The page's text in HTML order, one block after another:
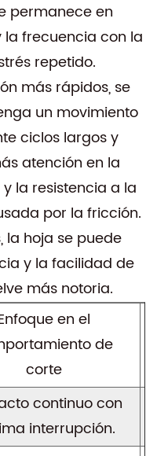
permanece en
frecuencia con la
repetido.
más rápidos, se
un movimiento
ciclos largos y
atención en la
la resistencia a la
por la fricción.
la hoja se puede
y la facilidad de
más notoria.
en el
de
corte
continuo con
interrupción.